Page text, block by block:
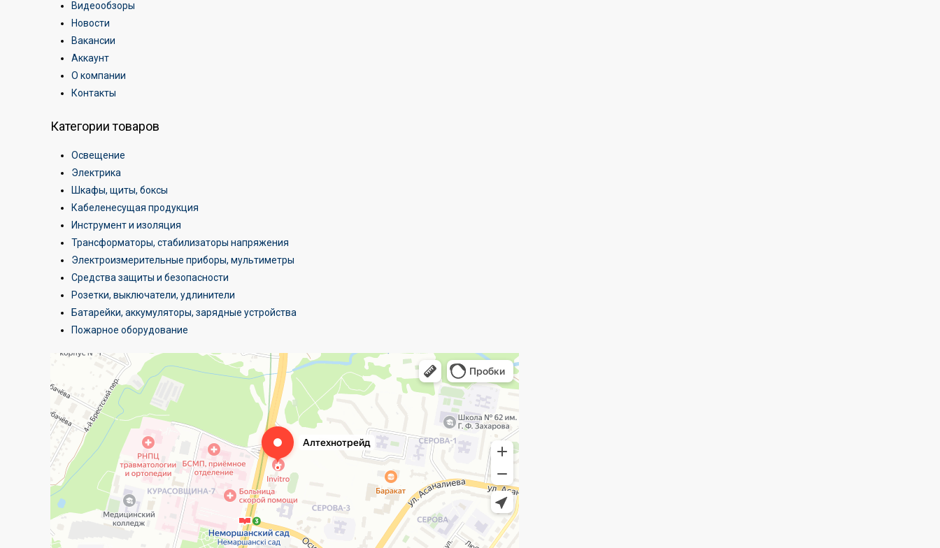
Видеообзоры
Новости
Вакансии
Аккаунт
О компании
Контакты
Категории товаров
Освещение
Электрика
Шкафы, щиты, боксы
Кабеленесущая продукция
Инструмент и изоляция
Трансформаторы, стабилизаторы напряжения
Электроизмерительные приборы, мультиметры
Средства защиты и безопасности
Розетки, выключатели, удлинители
Батарейки, аккумуляторы, зарядные устройства
Пожарное оборудование
Электротехническая продукция в Минске
Оптовая компания в Минске